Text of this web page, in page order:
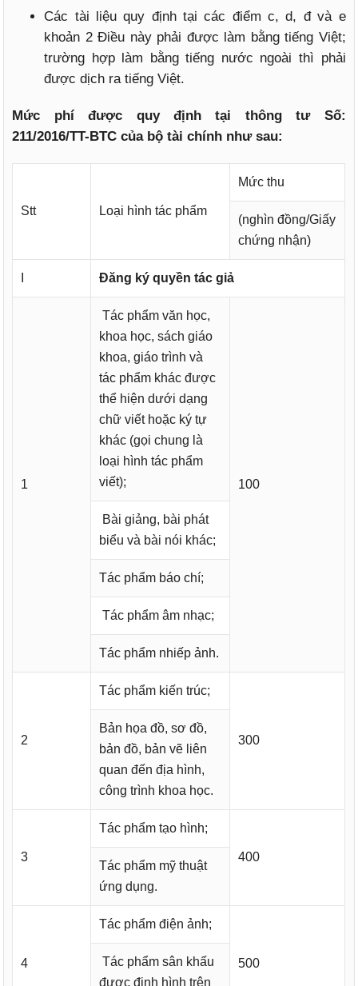
Các tài liệu quy định tại các điểm c, d, đ và e
khoản 2 Điều này phải được làm bằng tiếng Việt;
trường hợp làm bằng tiếng nước ngoài thì phải
được dịch ra tiếng Việt.
Mức phí được quy định tại thông tư Số:
211/2016/TT-BTC của bộ tài chính như sau:
Stt Loại hình tác phẩm
Mức thu
(nghìn đồng/Giấy
chứng nhận)
Đăng ký quyền tác giả
1
Tác phẩm văn học,
khoa học, sách giáo
khoa, giáo trình và
tác phẩm khác được
thể hiện dưới dạng
chữ viết hoặc ký tự
khác (gọi chung là
loại hình tác phẩm
viết);
100
Bài giảng, bài phát
biểu và bài nói khác;
Tác phẩm báo chí;
Tác phẩm âm nhạc;
Tác phẩm nhiếp ảnh.
2
Tác phẩm kiến trúc;
300
Bản họa đồ, sơ đồ,
bản đồ, bản vẽ liên
quan đến địa hình,
công trình khoa học.
3
Tác phẩm tạo hình;
400
Tác phẩm mỹ thuật
ứng dụng.
4
Tác phẩm điện ảnh;
500
Tác phẩm sân khấu
được định hình trên